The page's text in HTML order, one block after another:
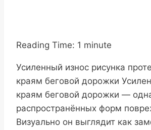
20.01.202620.01.2026
Reading Time: 1 minute
Усиленный износ рисунка
краям беговой дорожки
краям беговой дорожки —
распространённых форм
Визуально он выглядит как